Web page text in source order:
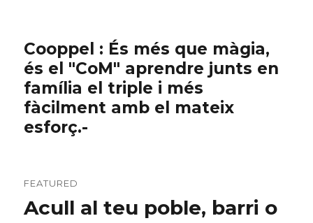
Cooppel : És més que màgia,
és el "CoM" aprendre junts en
família el triple i més
fàcilment amb el mateix
esforç.-
FEATURED
Acull al teu poble, barri o